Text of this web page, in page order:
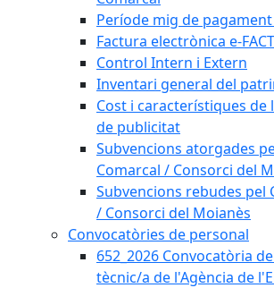
Període mig de
Factura electrònica e-FACT
Control Intern i Extern
Inventari general del
Cost i característiques de
de publicitat
Subvencions atorgades
Comarcal / Consorci del
Subvencions rebudes pel
/ Consorci del Moianès
Convocatòries de personal
652_2026 Convocatòria
tècnic/a de l'Agència de